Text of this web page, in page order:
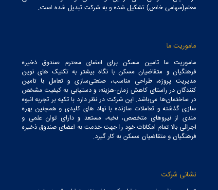
معلم(سهامی خاص) تشکیل شده و به شرکت تبدیل شده است.
ماموریت ما
ماموریت ما تامین مسکن برای اعضای محترم صندوق ذخیره
فرهنگیان و متقاضیان مسکن با نگاه بیشتر به تکنیک های نوین
مدیریت پروژه، طراحی مناسب، صنعتی‌سازی و تعامل با تامین
کنندگان در راستای کاهش زمان-هزینه؛ و دستیابی به کیفیت مشخص
در ساختمان‌ها می‌باشد. این شرکت در نظر دارد با تکیه بر تجربه انبوه
سازی گذشته و تعاملات سازنده با نهاد های کلیدی و همچنین بهره
مندی از نیروهای متخصص، نخبه، مستعد و دارای توان علمی و
اجرائی بالا تمام امکانات خود را جهت خدمت به اعضای صندوق ذخیره
فرهنگیان و متقاضیان مسکن به کار گیرد.
نشانی شرکت